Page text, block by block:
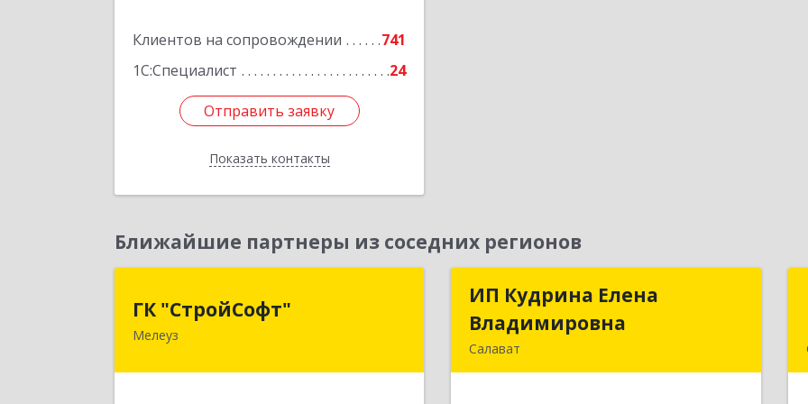
Клиентов на сопровождении
741
1С:Специалист
24
Отправить заявку
Показать контакты
Отправить заявку
Назад
Ближайшие партнеры из соседних регионов
ГК "СтройСофт"
Мелеуз
ГК "СтройСофт"
453852, Башкортостан Респ, Мелеуз г,
ИП Кудрина Елена
Владимировна
Салават
ИП Кудрина Елена
Владимировна